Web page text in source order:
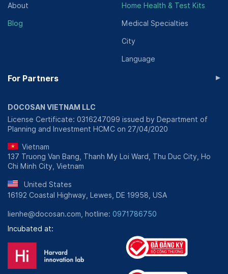
About
Blog
Home Health & Test Kits
Medical Specialties
City
Language
For Partners ▸
DOCOSAN VIETNAM LLC
License Certificate: 0316247099 issued by Department of
Planning and Investment HCMC on 27/04/2020
Vietnam
137 Truong Van Bang, Thanh My Loi Ward, Thu Duc City, Ho
Chi Minh City, Vietnam
United States
16192 Coastal Highway, Lewes, DE 19958, USA
lienhe@docosan.com, hotline: 0971786750
Incubated at: